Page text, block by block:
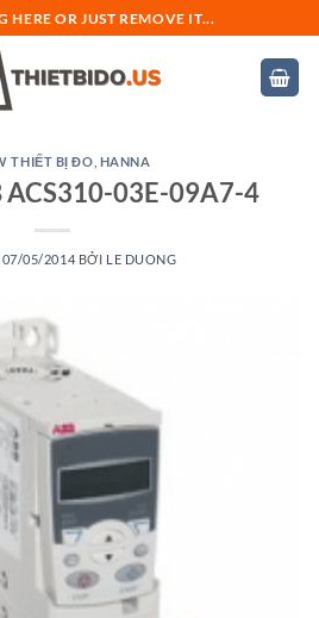
HERE OR JUST REMOVE IT...
THIẾT BỊ ĐO HANNA
ACS310-03E-09A7-4
07/05/2014 BỞI LE DUONG